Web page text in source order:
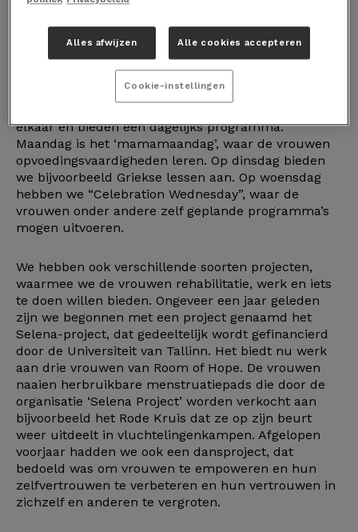
In het dagcentrum ‘Room of Hope’ proberen we
overlevenden van mensenhandel te rehabiliteren en
hen de psychologische ondersteuning te bieden die
elkaar en bieden een dagelijks programma.
Maandag is het ‘mamamaandag’, waar de vrouwen
opvoedingsvaardigheden leren. Op dinsdag bieden
we bijvoorbeeld Griekse lessen aan. Op woensdag
hebben we “Celebration Wednesday”, waar de
vrouwen onder andere zelf geplande programma’s
mogen uitvoeren.
We hebben ook verschillende soorten projecten,
waarmee we de vrouwen rehabilitatie, werk en iets
te doen willen bieden. Ongeveer een jaar geleden
zijn we begonnen met een project genaamd het
Selena-project, dat gedeeltelijk wordt gefinancierd
door de Universiteit van Tallinn. Het biedt nu werk
aan drie vrouwen van Room of Hope. De vrouwen
naaien herbruikbare menstruatiepads die door de
organisatie ‘Selena Project’ worden verkocht aan
bijvoorbeeld het Rode Kruis dat ze op zijn beurt
weer uitdeelt in vluchtelingenkampen. Afgelopen
voorjaar hadden we ook een dansproject, dat
bedoeld was om vrouwen te empoweren en hun
zelfvertrouwen te verbeteren en hun vertrouwen in
zichzelf en anderen te vergroten.
Alles afwijzen Alle cookies accepteren
Cookie-instellingen